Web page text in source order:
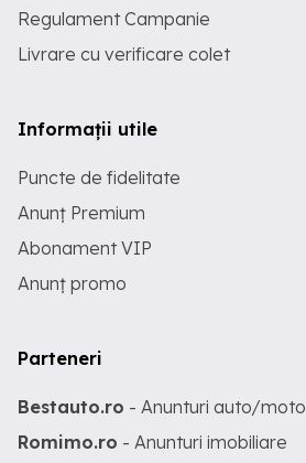
Regulament Campanie
Livrare cu verificare colet
Informații utile
Puncte de fidelitate
Anunț Premium
Abonament VIP
Anunț promo
Parteneri
Bestauto.ro - Anunturi auto/moto
Romimo.ro - Anunturi imobiliare